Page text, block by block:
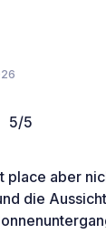
5/5
place aber
die